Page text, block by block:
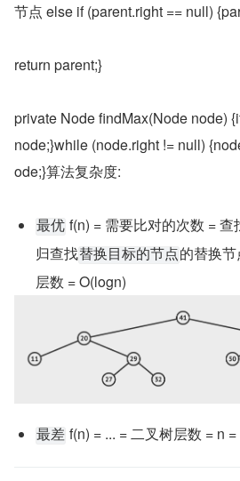
节点 else if (parent.right == null)
return parent;}
private Node findMax(Node node)
node;}while (node.right != null)
ode;}算法复杂度:
最优 f(n) = 需要比对的次数 =
归查找替换目标的节点的替换
层数 = O(logn)
最差 f(n) = ... = 二叉树层数 = n =